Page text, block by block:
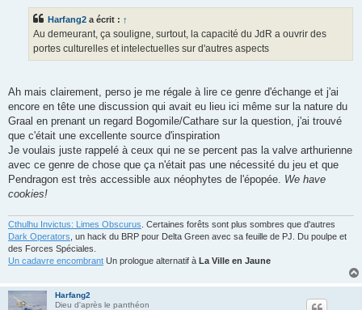
Harfang2 a écrit : ↑
Au demeurant, ça souligne, surtout, la capacité du JdR a ouvrir des
portes culturelles et intelectuelles sur d'autres aspects
Ah mais clairement, perso je me régale à lire ce genre d'échange et j'ai
encore en tête une discussion qui avait eu lieu ici même sur la nature du
Graal en prenant un regard Bogomile/Cathare sur la question, j'ai trouvé
que c'était une excellente source d'inspiration
Je voulais juste rappelé à ceux qui ne se percent pas la valve arthurienne
avec ce genre de chose que ça n'était pas une nécessité du jeu et que
Pendragon est très accessible aux néophytes de l'épopée. We have
cookies!
Cthulhu Invictus: Limes Obscurus . Certaines forêts sont plus sombres que d'autres
Dark Operators , un hack du BRP pour Delta Green avec sa feuille de PJ. Du poulpe et
des Forces Spéciales.
Un cadavre encombrant Un prologue alternatif à La Ville en Jaune
Harfang2
Dieu d'après le panthéon